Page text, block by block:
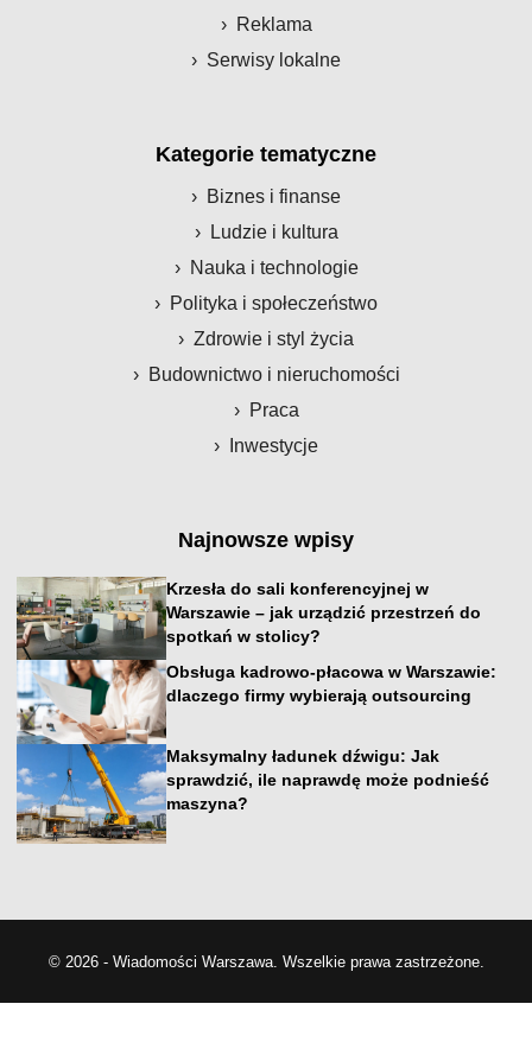
Reklama
Serwisy lokalne
Kategorie tematyczne
Biznes i finanse
Ludzie i kultura
Nauka i technologie
Polityka i społeczeństwo
Zdrowie i styl życia
Budownictwo i nieruchomości
Praca
Inwestycje
Najnowsze wpisy
Krzesła do sali konferencyjnej w
Warszawie – jak urządzić przestrzeń do
spotkań w stolicy?
Obsługa kadrowo-płacowa w Warszawie:
dlaczego firmy wybierają outsourcing
Maksymalny ładunek dźwigu: Jak
sprawdzić, ile naprawdę może podnieść
maszyna?
© 2026 - Wiadomości Warszawa. Wszelkie prawa zastrzeżone.